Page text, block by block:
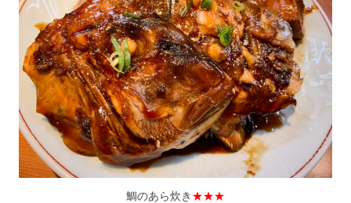
鯛のあら炊き ★★★